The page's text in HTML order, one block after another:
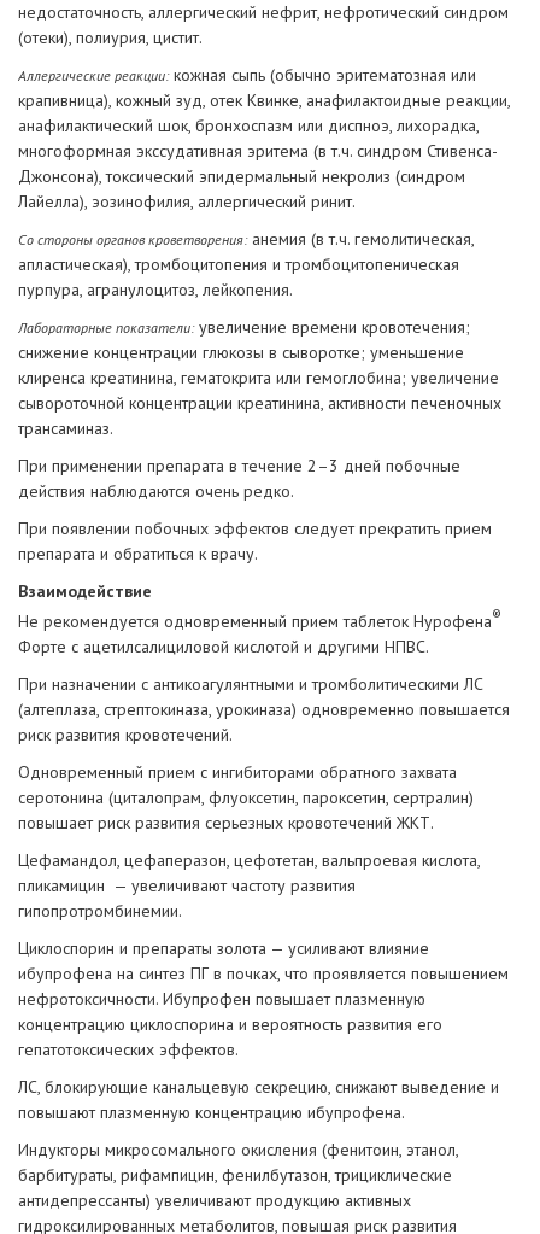
недостаточность, аллергический нефрит, нефротический синдром
(отеки), полиурия, цистит.
Аллергические реакции:кожная сыпь (обычно эритематозная или
крапивница), кожный зуд, отек Квинке, анафилактоидные реакции,
анафилактический шок, бронхоспазм или диспноэ, лихорадка,
многоформная экссудативная эритема (в т.ч. синдром Стивенса-
Джонсона), токсический эпидермальный некролиз (синдром
Лайелла), эозинофилия, аллергический ринит.
Со стороны органов кроветворения:анемия (в т.ч. гемолитическая,
апластическая), тромбоцитопения и тромбоцитопеническая
пурпура, агранулоцитоз, лейкопения.
Лабораторные показатели:увеличение времени кровотечения;
снижение концентрации глюкозы в сыворотке; уменьшение
клиренса креатинина, гематокрита или гемоглобина; увеличение
сывороточной концентрации креатинина, активности печеночных
трансаминаз.
При применении препарата в течение 2–3 дней побочные
действия наблюдаются очень редко.
При появлении побочных эффектов следует прекратить прием
препарата и обратиться к врачу.
Взаимодействие
Не рекомендуется одновременный прием таблеток Нурофена®
Форте с ацетилсалициловой кислотой и другими НПВС.
При назначении с антикоагулянтными и тромболитическими ЛС
(алтеплаза, стрептокиназа, урокиназа) одновременно повышается
риск развития кровотечений.
Одновременный прием с ингибиторами обратного захвата
серотонина (циталопрам, флуоксетин, пароксетин, сертралин)
повышает риск развития серьезных кровотечений ЖКТ.
Цефамандол, цефаперазон, цефотетан, вальпроевая кислота,
пликамицин — увеличивают частоту развития
гипопротромбинемии.
Циклоспорин и препараты золота — усиливают влияние
ибупрофена на синтез ПГ в почках, что проявляется повышением
нефротоксичности. Ибупрофен повышает плазменную
концентрацию циклоспорина и вероятность развития его
гепатотоксических эффектов.
ЛС, блокирующие канальцевую секрецию, снижают выведение и
повышают плазменную концентрацию ибупрофена.
Индукторы микросомального окисления (фенитоин, этанол,
барбитураты, рифампицин, фенилбутазон, трициклические
антидепрессанты) увеличивают продукцию активных
гидроксилированных метаболитов, повышая риск развития